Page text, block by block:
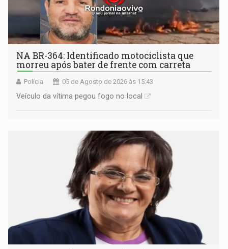
NA BR-364: Identificado motociclista que
morreu após bater de frente com carreta
Polícia 05 de Agosto de 2026 às 15:43
Veículo da vítima pegou fogo no local